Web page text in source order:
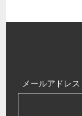
メールアドレス